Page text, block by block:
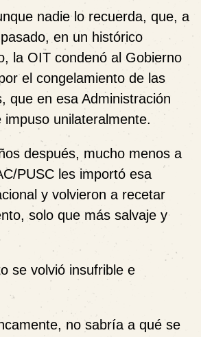
nadie lo recuerda, que, a
en un histórico
la OIT condenó al Gobierno
el congelamiento de las
que en esa Administración
impuso unilateralmente.
después, mucho menos a
PUSC les importó esa
y volvieron a recetar
solo que más salvaje y
se volvió insufrible e
no sabría a qué se